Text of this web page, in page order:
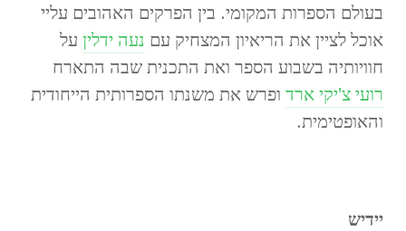
בעולם הספרות המקומי. בין הפרקים האהובים עליי
אוכל לציין את הריאיון המצחיק עם נעה ידלין על
חוויותיה בשבוע הספר ואת התכנית שבה התארח
רועי צ'יקי ארד ופרש את משנתו הספרותית הייחודית
והאופטימית.
יידיש